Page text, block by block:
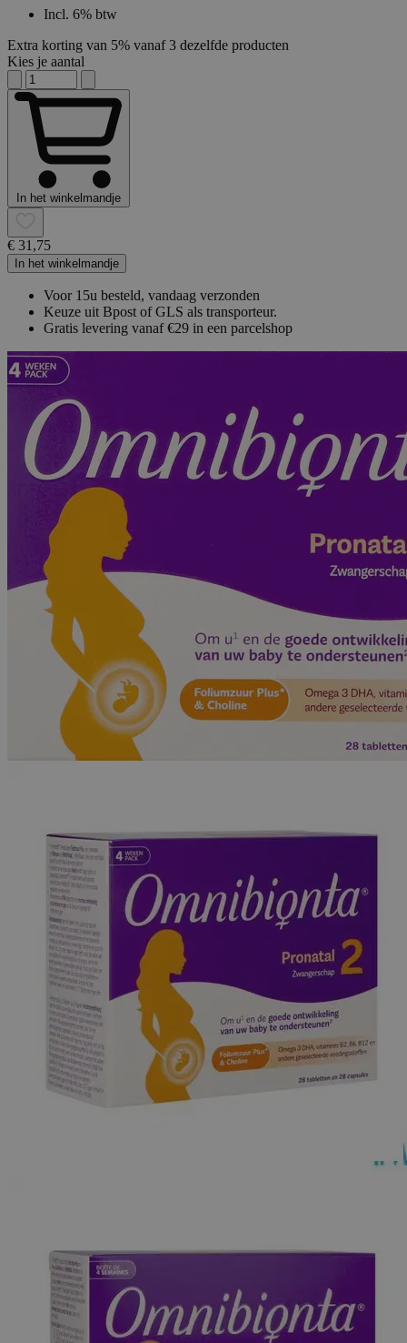
Incl. 6% btw
Extra korting van 5% vanaf 3 dezelfde producten
Kies je aantal
In het winkelmandje
€ 31,75
In het winkelmandje
Voor 15u besteld, vandaag verzonden
Keuze uit Bpost of GLS als transporteur.
Gratis levering vanaf €29 in een parcelshop